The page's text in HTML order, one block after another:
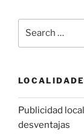
Publicidad
desventajas